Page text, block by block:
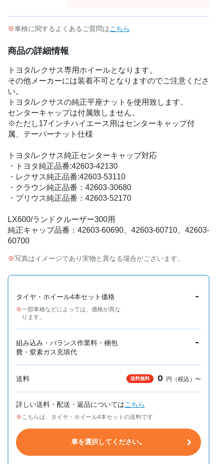
車検に関するよくあるご質問はこちら
商品の詳細情報
トヨタ/レクサス専用ホイールとなります。
その他メーカーには装着不可となりますのでご注意くださ
い。
トヨタ/レクサスの純正平座ナットを使用致します。
センターキャップは付属致しません。
※ただし17インチハイエース用はセンターキャップ付
属、テーパーナット仕様
トヨタ/レクサス純正センターキャップ対応
・トヨタ純正品番:42603-42130
・レクサス純正品番:42603-53110
・クラウン純正品番：42603-30680
・プリウス純正品番：42603-52170
LX600/ランドクルーザー300用
純正キャップ品番：42603-60690、42603-60710、42603-
60700
写真はイメージであり実物と異なる場合がございます。
タイヤ・ホイール4本セット価格
一部車種などによっては、価格が異な
ります。
-
組み込み・バランス作業料・梱包
費・窒素ガス充填代
-
送料 送料無料 0 円（税込）〜
詳しい送料・配送・返品についてはこちら
こちらは、タイヤ・ホイール4本セットの送料です
車を選択してください。